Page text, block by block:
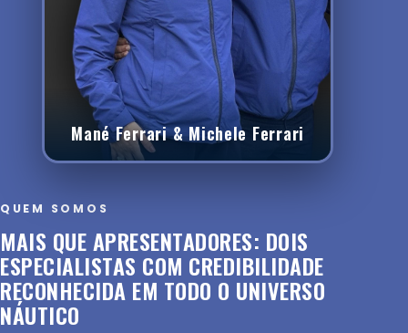
Mané Ferrari & Michele Ferrari
QUEM SOMOS
MAIS QUE APRESENTADORES: DOIS
ESPECIALISTAS COM CREDIBILIDADE
RECONHECIDA EM TODO O UNIVERSO
NÁUTICO